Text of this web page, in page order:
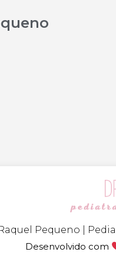
Pequeno |
Desenvolvido com